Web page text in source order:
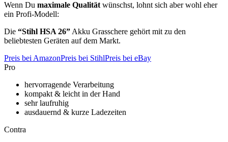
Wenn Du maximale Qualität wünschst, lohnt sich aber wohl eher
ein Profi-Modell:
Die “Stihl HSA 26” Akku Grasschere gehört mit zu den
beliebtesten Geräten auf dem Markt.
Preis bei AmazonPreis bei StihlPreis bei eBay
Pro
hervorragende Verarbeitung
kompakt & leicht in der Hand
sehr laufruhig
ausdauernd & kurze Ladezeiten
Contra